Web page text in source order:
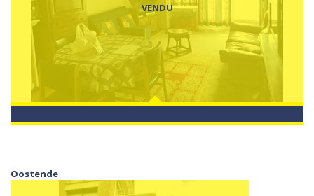
VENDU
Oostende